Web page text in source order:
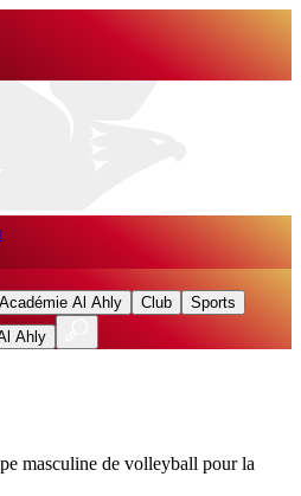
Académie Al Ahly Club
Sports
Ahly
masculine de volleyball pour la